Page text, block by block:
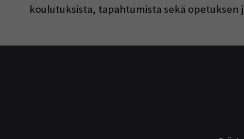
koulutuksista, tapahtumista sekä opetuksen